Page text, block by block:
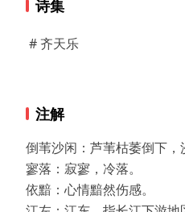
诗集
# 齐天乐
注解
倒苇沙闲：芦苇枯萎倒下，
寥落：寂寥，冷落。
依黯：心情黯然伤感。